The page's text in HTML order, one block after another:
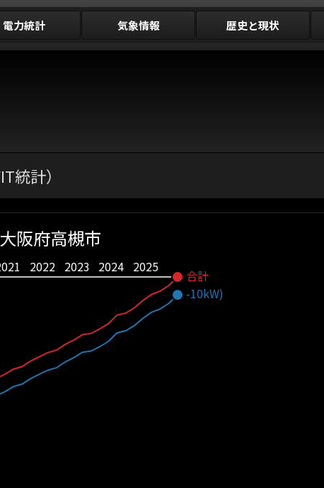
電力統計 気象情報 歴史と現状
統計）
2022 2023 2024 2025
阪府高槻市
-10kW)
合計